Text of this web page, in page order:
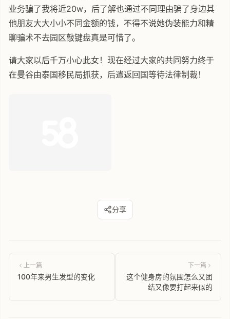
业务骗了我将近20w，后了解也通过不同理由骗了身边其
他朋友大大小小不同金额的钱，不得不说她伪装能力和精
聊骗术不去园区敲键盘真是可惜了。
请大家以后千万小心此女！现在经过大家的共同努力终于
在曼谷由泰国移民局抓获，后遣返回国等待法律制裁！
分享
上一篇
100年来男生发型的变化
下一篇
这个健身房的氛围怎么又团
结又像要打起来似的